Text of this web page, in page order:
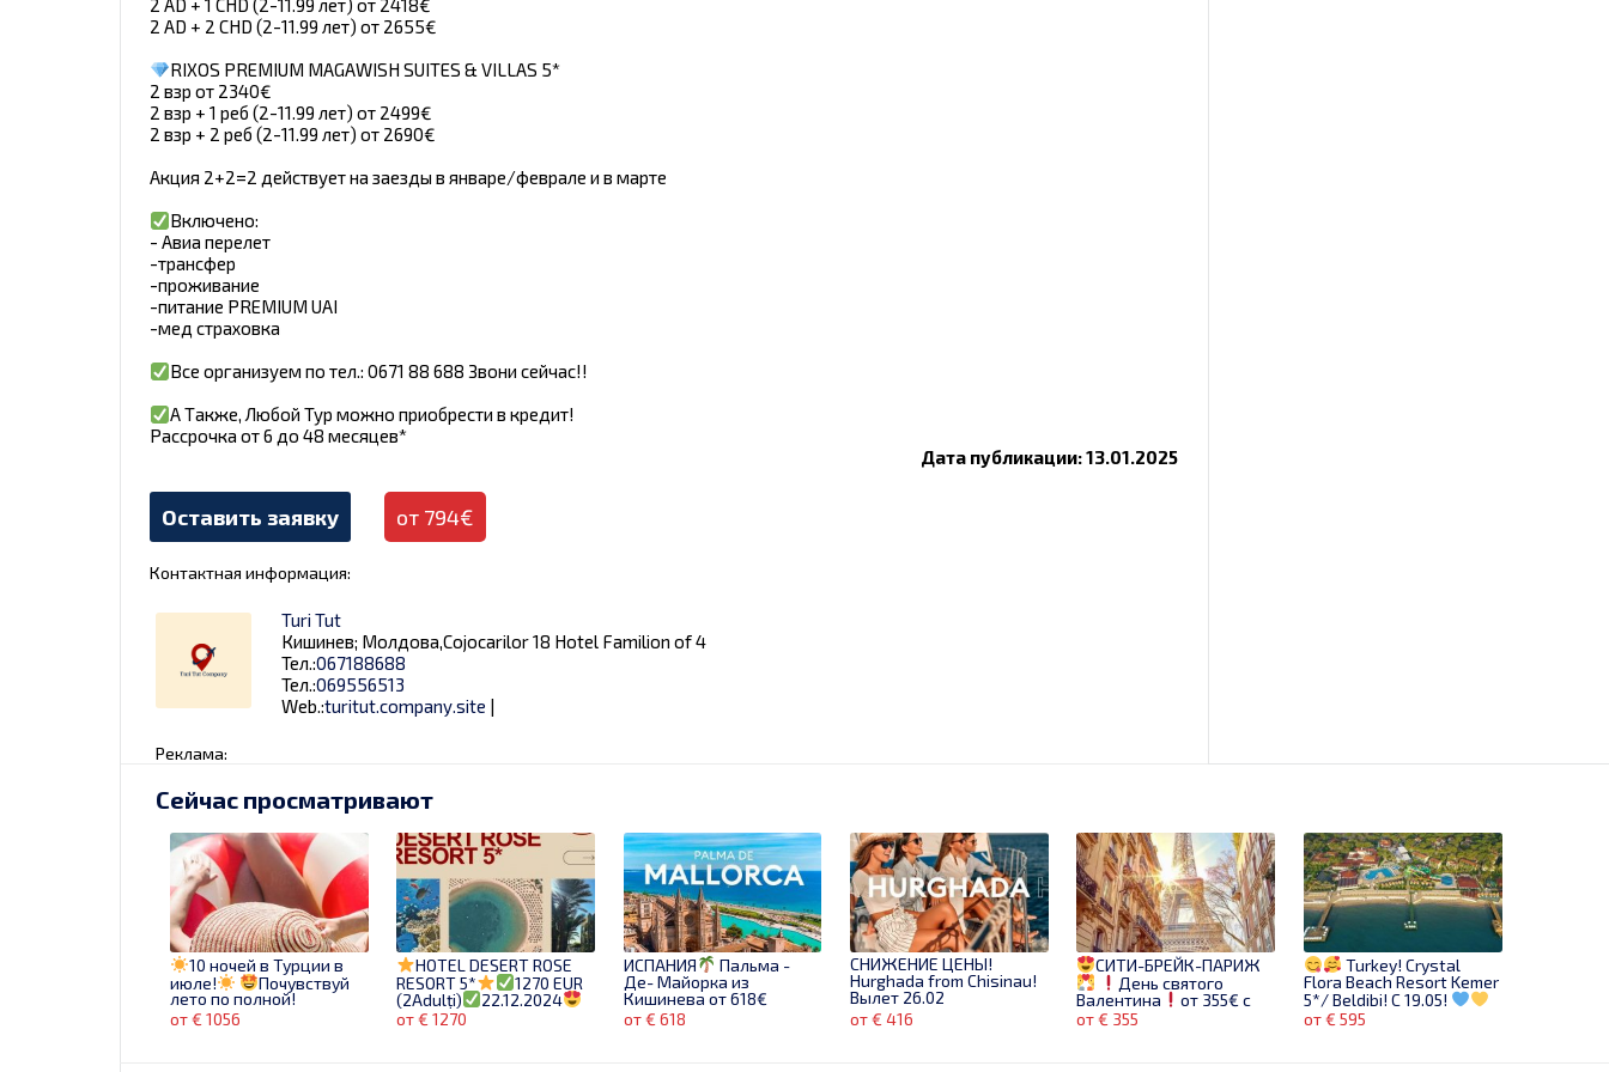
2 AD + 1 CHD (2-11.99 лет) от 2418€
2 AD + 2 CHD (2-11.99 лет) от 2655€
RIXOS PREMIUM MAGAWISH SUITES & VILLAS 5*
2 взр от 2340€
2 взр + 1 реб (2-11.99 лет) от 2499€
2 взр + 2 реб (2-11.99 лет) от 2690€
Акция 2+2=2 действует на заезды в январе/феврале и в марте
Включено:
- Авиа перелет
-трансфер
-проживание
-питание PREMIUM UAI
-мед страховка
Все организуем по тел.: 0671 88 688 Звони сейчас!!
А Также, Любой Тур можно приобрести в кредит!
Рассрочка от 6 до 48 месяцев*
Дата публикации: 13.01.2025
Оставить заявку от 794€
Контактная информация:
Turi Tut
Кишинев; Молдова,Cojocarilor 18 Hotel Familion of 4
Тел.:067188688
Тел.:069556513
Web.:turitut.company.site |
Реклама:
Сейчас просматривают
10 ночей в Турции в
июле!
Почувствуй
лето по полной!
от € 1056
HOTEL DESERT ROSE
RESORT 5*
1270 EUR
(2Adulți)
22.12.2024
Cel mai înflorit hotel din
Hurghada.
от € 1270
ИСПАНИЯ
Пальма -
Де- Майорка из
Кишинева от 618€
от € 618
СНИЖЕНИЕ ЦЕНЫ!
Hurghada from Chisinau!
Вылет 26.02
от € 416
СИТИ-БРЕЙК-ПАРИЖ
День святого
Валентина
от 355€ с
Авиа из Кишинева!
от € 355
Turkey! Crystal
Flora Beach Resort Kemer
5*/ Beldibi! C 19.05!
от € 595